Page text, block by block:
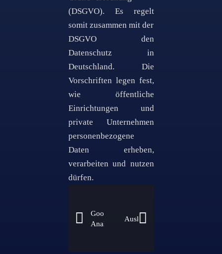
(DSGVO). Es regelt
somit zusammen mit der
DSGVO den
Datenschutz in
Deutschland. Die
Vorschriften legen fest,
wie öffentliche
Einrichtungen und
private Unternehmen
personenbezogene
Daten erheben,
verarbeiten und nutzen
dürfen.
Google
Analytics
Auskunftsrecht